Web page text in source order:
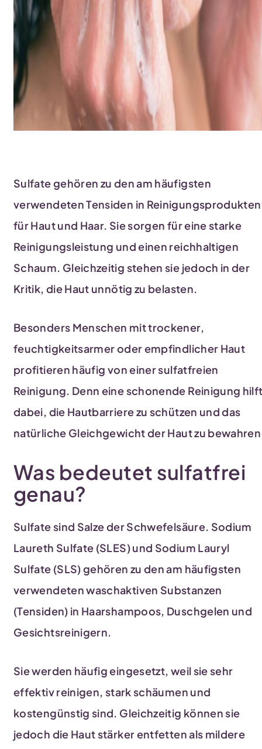
Sulfate gehören zu den am häufigsten
verwendeten Tensiden in Reinigungsprodukten
für Haut und Haar. Sie sorgen für eine starke
Reinigungsleistung und einen reichhaltigen
Schaum. Gleichzeitig stehen sie jedoch in der
Kritik, die Haut unnötig zu belasten.
Besonders Menschen mit trockener,
feuchtigkeitsarmer oder empfindlicher Haut
profitieren häufig von einer sulfatfreien
Reinigung. Denn eine schonende Reinigung
dabei, die Hautbarriere zu schützen und das
natürliche Gleichgewicht der Haut zu
Was bedeutet sulfatfrei
genau?
Sulfate sind Salze der Schwefelsäure. Sodium
Laureth Sulfate (SLES) und Sodium Lauryl
Sulfate (SLS) gehören zu den am häufigsten
verwendeten waschaktiven Substanzen
(Tensiden) in Haarshampoos, Duschgelen und
Gesichtsreinigern.
Sie werden häufig eingesetzt, weil sie sehr
effektiv reinigen, stark schäumen und
kostengünstig sind. Gleichzeitig können sie
jedoch die Haut stärker entfetten als mildere